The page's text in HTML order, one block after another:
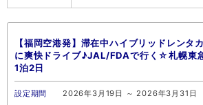
【福岡空港発】滞在中ハイブリッドレンタ
に爽快ドライブ♪JAL/FDAで行く☆札幌東
1泊2日
設定期間 2026年3月19日 ～ 2026年3月31日